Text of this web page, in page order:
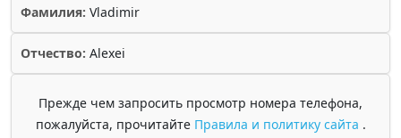
Фамилия: Vladimir
Отчество: Alexei
Прежде чем запросить просмотр номера телефона,
пожалуйста, прочитайте Правила и политику сайта .